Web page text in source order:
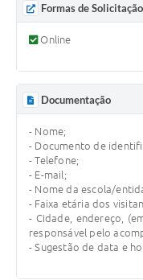
Notícias
Nota Fiscal Eletrônica
Defesa Civil
Junta de Serviço
NFSE
Formas de Solicitação
Online
Documentação
- Nome;
- Documento de
- Telefone;
- E-mail;
- Nome da escola/
- Faixa etária dos
- Cidade, endereço,
responsável pelo
- Sugestão de data e